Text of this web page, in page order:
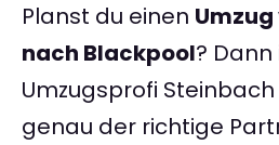
Planst du einen
nach Blackpool?
Umzugsprofi
genau der richtige